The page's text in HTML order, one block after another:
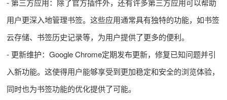
- 第三方应用：除了官方插件外，还有许多第三方应用可以帮助
用户更深入地管理书签。这些应用通常具有独特的功能，如书签
云存储、书签历史记录等，为用户提供了更多的便利。
- 更新维护：Google Chrome定期发布更新，修复已知问题并引
入新功能。这使得用户能够享受到更加稳定和安全的浏览体验，
同时也为书签功能的优化提供了可能。